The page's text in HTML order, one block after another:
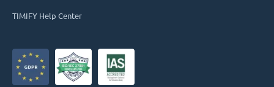
TIMIFY Help Center